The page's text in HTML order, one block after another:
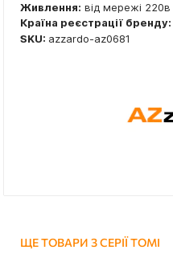
Живлення: від мережі 220в
Країна реєстрації бренду:
SKU: azzardo-az0681
ЩЕ ТОВАРИ З СЕРІЇ TOMI